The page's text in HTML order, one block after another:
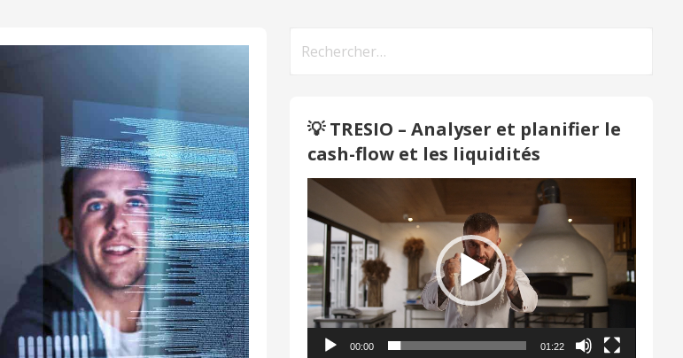
💡 TRESIO – Analyser et planifier le
cash-flow et les liquidités
Video
Player
00:00 01:22